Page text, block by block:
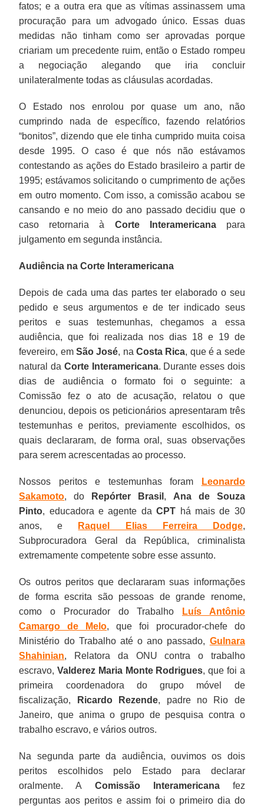
fatos; e a outra era que as vítimas assinassem uma
procuração para um advogado único. Essas duas
medidas não tinham como ser aprovadas porque
criariam um precedente ruim, então o Estado rompeu
a negociação alegando que iria concluir
unilateralmente todas as cláusulas acordadas.
O Estado nos enrolou por quase um ano, não
cumprindo nada de específico, fazendo relatórios
“bonitos”, dizendo que ele tinha cumprido muita coisa
desde 1995. O caso é que nós não estávamos
contestando as ações do Estado brasileiro a partir de
1995; estávamos solicitando o cumprimento de ações
em outro momento. Com isso, a comissão acabou se
cansando e no meio do ano passado decidiu que o
caso retornaria à Corte Interamericanapara
julgamento em segunda instância.
Audiência na Corte Interamericana
Depois de cada uma das partes ter elaborado o seu
pedido e seus argumentos e de ter indicado seus
peritos e suas testemunhas, chegamos a essa
audiência, que foi realizada nos dias 18 e 19 de
fevereiro, emSão José, naCosta Rica, que é a sede
natural da Corte Interamericana. Durante esses dois
dias de audiência o formato foi o seguinte: a
Comissão fez o ato de acusação, relatou o que
denunciou, depois os peticionários apresentaram três
testemunhas e peritos, previamente escolhidos, os
quais declararam, de forma oral, suas observações
para serem acrescentadas ao processo.
Nossos peritos e testemunhas foram
Leonardo
Sakamoto, do Repórter Brasil , Ana de Souza
Pinto, educadora e agente daCPT há mais de 30
anos, e
Raquel Elias Ferreira Dodge,
Subprocuradora Geral da República, criminalista
extremamente competente sobre esse assunto.
Os outros peritos que declararam suas informações
de forma escrita são pessoas de grande renome,
como o Procurador do Trabalho
Luís Antônio
Camargo de Melo, que foi procurador-chefe do
Ministério do Trabalho até o ano passado, Gulnara
Shahinian, Relatora da ONU contra o trabalho
escravo,Valderez Maria Monte Rodrigues, que foi a
primeira coordenadora do grupo móvel de
fiscalização,
Ricardo Rezende, padre no Rio de
Janeiro, que anima o grupo de pesquisa contra o
trabalho escravo, e vários outros.
Na segunda parte da audiência, ouvimos os dois
peritos escolhidos pelo Estado para declarar
oralmente. A Comissão Interamericanafez
perguntas aos peritos e assim foi o primeiro dia do